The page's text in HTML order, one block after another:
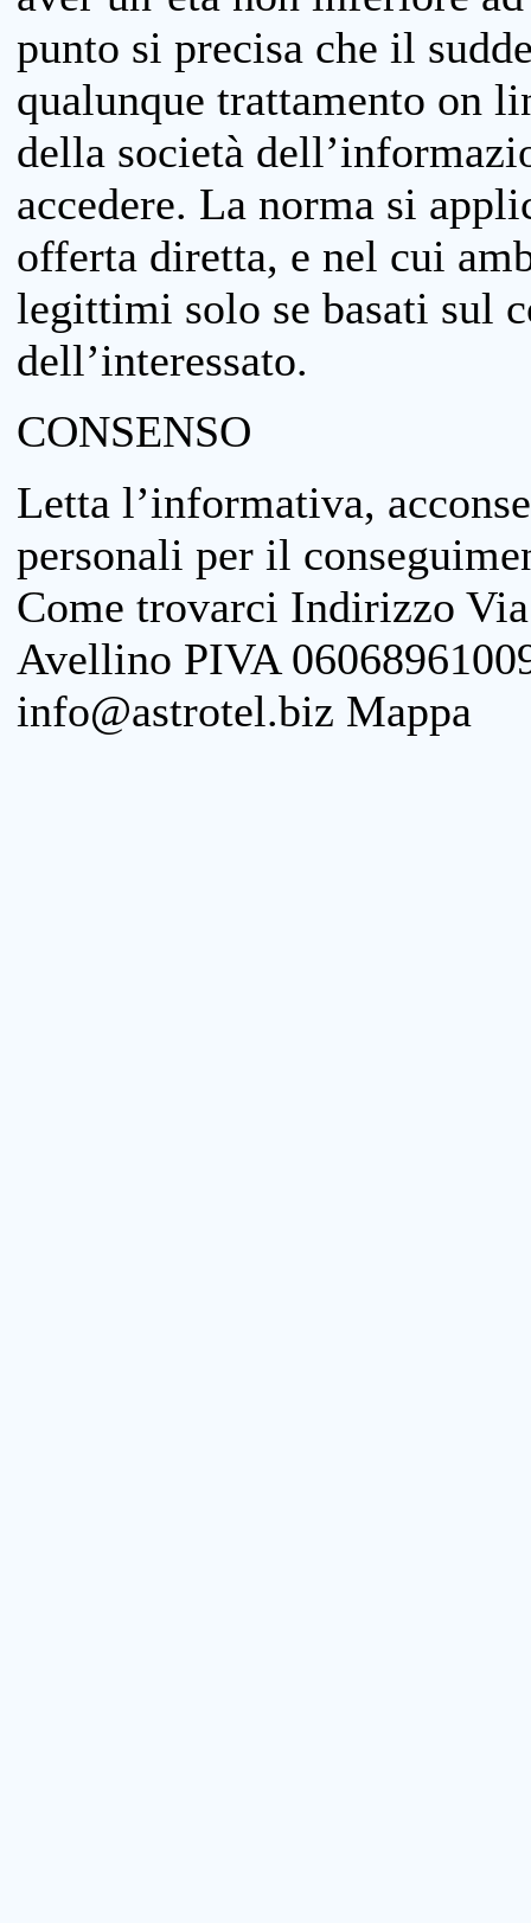
punto si precisa che il
qualunque trattamento on
della società
accedere. La norma si
offerta diretta, e nel cui
legittimi solo se basati sul
dell’interessato.
CONSENSO
Letta l’informativa,
personali per il
Come trovarci Indirizzo
Avellino PIVA
info@astrotel.biz Mappa